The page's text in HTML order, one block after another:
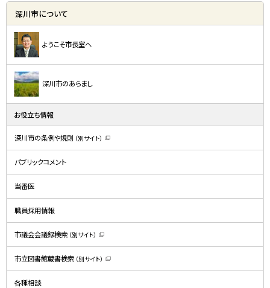
深川市について
ようこそ市長室へ
深川市のあらまし
お役立ち情報
深川市の条例や規則 （別サイト）
新
ン
で
す
）
パブリックコメント
当番医
職員採用情報
市議会会議録検索 （別サイト）
新
規
ウ
ン
市立図書館蔵書検索 （別サイト）
新
各種相談